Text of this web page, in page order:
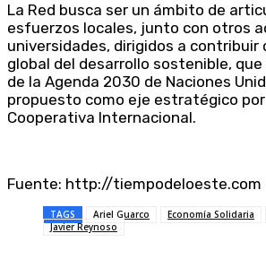
La Red busca ser un ámbito de
esfuerzos locales, junto con otros
universidades, dirigidos a contribuir
global del desarrollo sostenible,
de la Agenda 2030 de Naciones
propuesto como eje estratégico por
Cooperativa Internacional.
Fuente: http://tiempodeloeste.com
TAGS Ariel Guarco Economía Solidaria
Javier Reynoso